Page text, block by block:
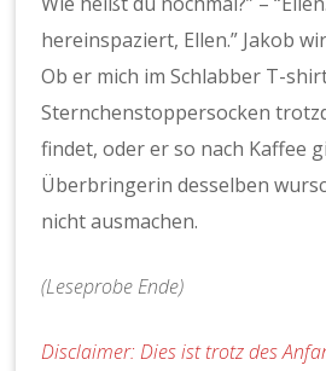
hereinspaziert, Ellen.” Jakob
Ob er mich im Schlabber T-
Sternchenstoppersocken
findet, oder er so nach Kaffee
Überbringerin desselben
nicht ausmachen.
(Leseprobe Ende)
Disclaimer: Dies ist trotz des